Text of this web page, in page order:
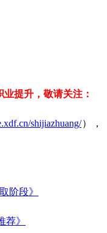
提升，敬请关注：
shijiazhuang/），
阶段》
荐》